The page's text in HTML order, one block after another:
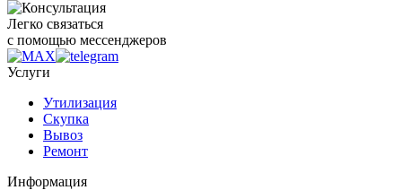
Легко связаться
с помощью мессенджеров
Услуги
Утилизация
Скупка
Вывоз
Ремонт
Информация